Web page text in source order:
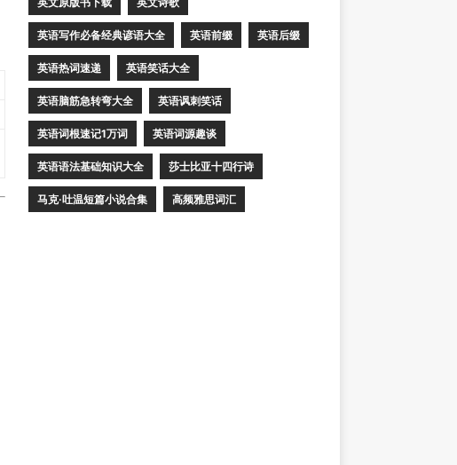
英语写作必备经典谚语大全 英语前缀 英语后缀
英语热词速递 英语笑话大全
英语脑筋急转弯大全 英语讽刺笑话
英语词根速记1万词 英语词源趣谈
英语语法基础知识大全 莎士比亚十四行诗
马克·吐温短篇小说合集 高频雅思词汇